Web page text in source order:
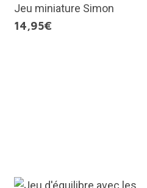
Jeu miniature Simon
14,95€